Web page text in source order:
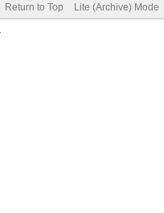
Return to Top Lite (Archive) Mode